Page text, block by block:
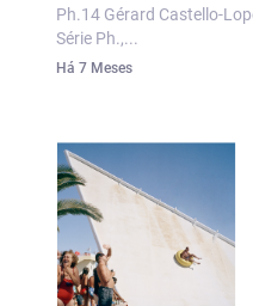
Ph.14 Gérard Castello-
Série Ph.,...
Há 7 Meses